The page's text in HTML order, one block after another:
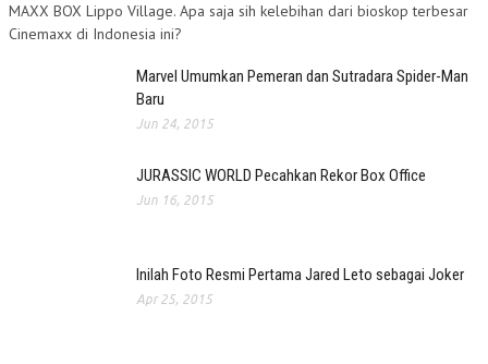
MAXX BOX Lippo Village. Apa saja sih kelebihan dari bioskop terbesar
Cinemaxx di Indonesia ini?
Marvel Umumkan Pemeran dan Sutradara Spider-Man
Baru
Jun 24, 2015
JURASSIC WORLD Pecahkan Rekor Box Office
Jun 16, 2015
Inilah Foto Resmi Pertama Jared Leto sebagai Joker
Apr 25, 2015